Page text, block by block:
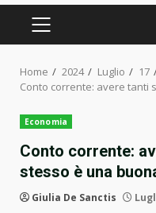
PRIMARY
Home 2024 Luglio
17
Conto corrente: avere tanti
Economia
Conto corrente:
stesso è una
Giulia De Sanctis